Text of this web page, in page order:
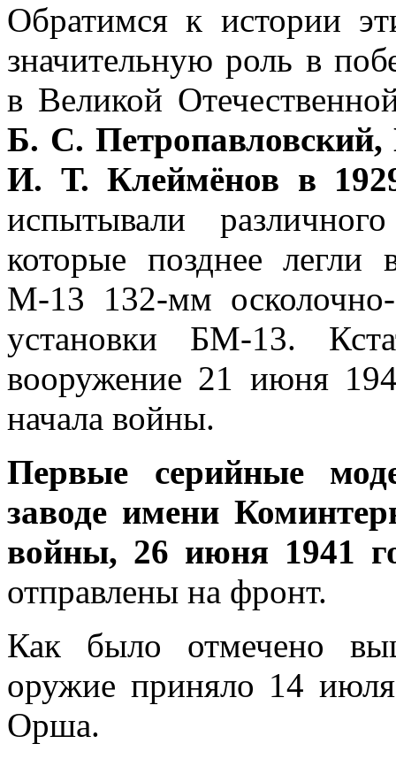
Обратимся к истории
значительную роль в
в Великой
Б. С.
И. Т. Клеймёнов в
испытывали
которые позднее легли
М-13 132-мм
установки БМ-13.
вооружение 21 июня
начала войны.
Первые серийные
заводе имени
войны, 26 июня 1941
отправлены на фронт.
Как было отмечено
оружие приняло 14
Орша.